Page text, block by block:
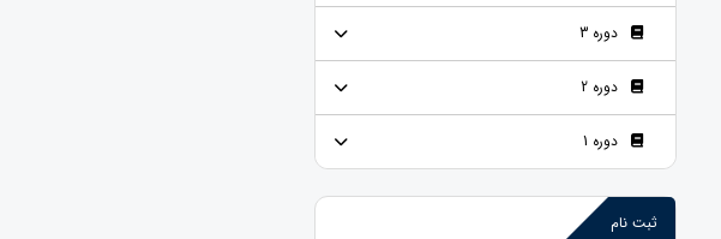
دوره 3
دوره 2
دوره 1
ثبت نام